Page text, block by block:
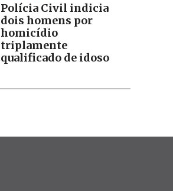
Polícia Civil indicia
dois homens por
homicídio
triplamente
qualificado de idoso